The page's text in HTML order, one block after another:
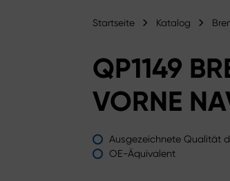
Startseite Katalog
QP1149
VORNE
Ausgezeichnete Qualität
OE-Äquivalent